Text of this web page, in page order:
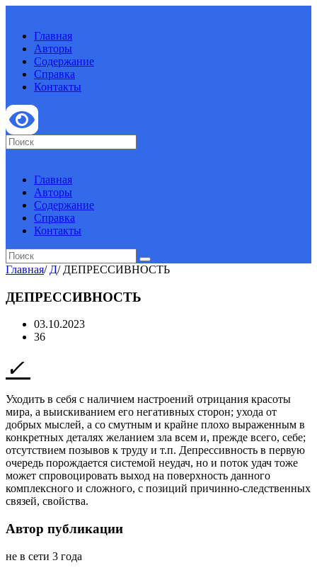
Главная
Авторы
Содержание
Справка
Контакты
Главная
Авторы
Содержание
Справка
Контакты
Главная/ Д/ ДЕПРЕССИВНОСТЬ
ДЕПРЕССИВНОСТЬ
03.10.2023
36
Уходить в себя с наличием настроений отрицания красоты
мира, а выискиванием его негативных сторон; ухода от
добрых мыслей, а со смутным и крайне плохо выраженным в
конкретных деталях желанием зла всем и, прежде всего, себе;
отсутствием позывов к труду и т.п. Депрессивность в первую
очередь порождается системой неудач, но и поток удач тоже
может спровоцировать выход на поверхность данного
комплексного и сложного, с позиций причинно-следственных
связей, свойства.
Автор публикации
не в сети 3 года